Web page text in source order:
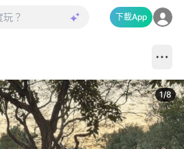
下載App
1/8